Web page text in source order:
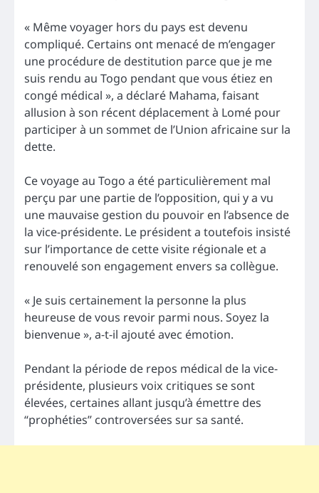
« Même voyager hors du pays est devenu
compliqué. Certains ont menacé de m’engager
une procédure de destitution parce que je me
suis rendu au Togo pendant que vous étiez en
congé médical », a déclaré Mahama, faisant
allusion à son récent déplacement à Lomé pour
participer à un sommet de l’Union africaine sur la
dette.
Ce voyage au Togo a été particulièrement mal
perçu par une partie de l’opposition, qui y a vu
une mauvaise gestion du pouvoir en l’absence de
la vice-présidente. Le président a toutefois insisté
sur l’importance de cette visite régionale et a
renouvelé son engagement envers sa collègue.
« Je suis certainement la personne la plus
heureuse de vous revoir parmi nous. Soyez la
bienvenue », a-t-il ajouté avec émotion.
Pendant la période de repos médical de la vice-
présidente, plusieurs voix critiques se sont
élevées, certaines allant jusqu’à émettre des
“prophéties” controversées sur sa santé.